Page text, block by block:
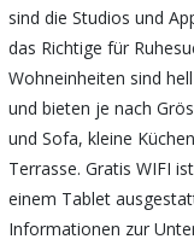
sind die Studios und
das Richtige für
Wohneinheiten sind
und bieten je nach
und Sofa, kleine
Terrasse. Gratis WIFI
einem Tablet
Informationen zur